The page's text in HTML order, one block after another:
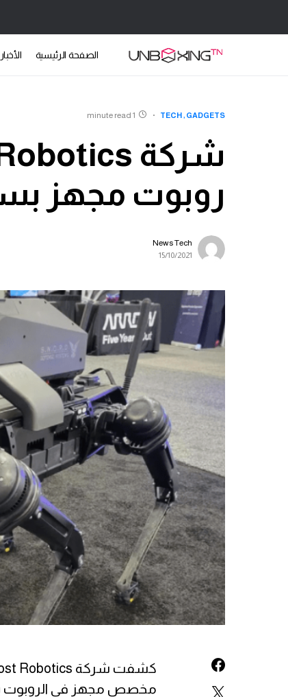
الصفحة الرئيسية الأخبار
GADGETS
TECH
1 minute read
روبوت مجهز
News Tech
15/10/2021
مخصص مجهز في